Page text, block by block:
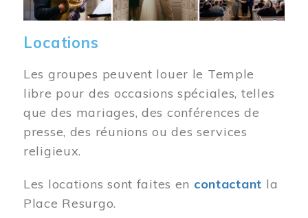
Locations
Les groupes peuvent louer le Temple
libre pour des occasions spéciales, telles
que des mariages, des conférences de
presse, des réunions ou des services
religieux.
Les locations sont faites en contactant la
Place Resurgo.